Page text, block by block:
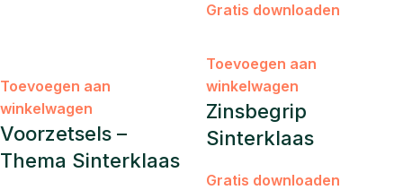
Gratis downloaden
Toevoegen aan
winkelwagen
Voorzetsels –
Thema Sinterklaas
Toevoegen aan
winkelwagen
Zinsbegrip
Sinterklaas
Gratis downloaden